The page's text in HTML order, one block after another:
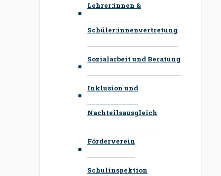
Lehrer:innen &
Schüler:innenvertretung
Sozialarbeit und Beratung
Inklusion und
Nachteilsausgleich
Förderverein
Schulinspektion